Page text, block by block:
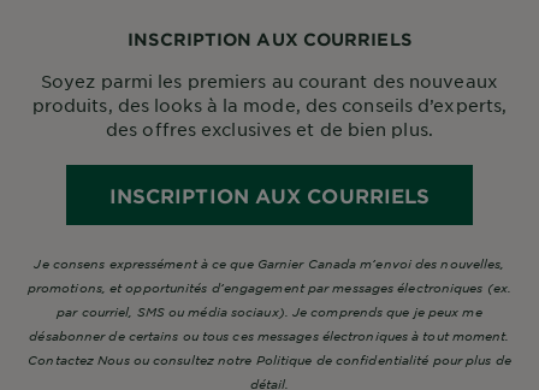
INSCRIPTION AUX COURRIELS
Soyez parmi les premiers au courant des nouveaux
produits, des looks à la mode, des conseils d’experts,
des offres exclusives et de bien plus.
INSCRIPTION AUX COURRIELS
Je consens expressément à ce que Garnier Canada m’envoi des nouvelles,
promotions, et opportunités d’engagement par messages électroniques (ex.
par courriel, SMS ou média sociaux). Je comprends que je peux me
désabonner de certains ou tous ces messages électroniques à tout moment.
Contactez Nous ou consultez notre Politique de confidentialité pour plus de
détail.